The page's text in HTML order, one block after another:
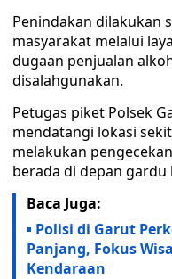
Penindakan dilakukan
masyarakat melalui
dugaan penjualan
disalahgunakan.
Petugas piket Polsek
mendatangi lokasi
melakukan
berada di depan gardu
Baca Juga:
Polisi di Garut
Panjang, Fokus
Kendaraan